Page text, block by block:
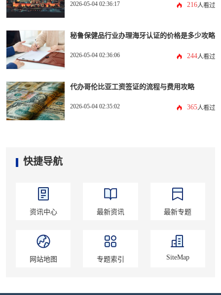
2026-05-04 02:36:17 216人看过
秘鲁保健品行业办理海牙认证的价格是多少攻略
2026-05-04 02:36:06 244人看过
代办哥伦比亚工资签证的流程与费用攻略
2026-05-04 02:35:02 365人看过
快捷导航
资讯中心 最新资讯 最新专题
网站地图 专题索引 SiteMap